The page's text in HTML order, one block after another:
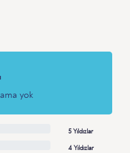
yok
5 Yıldızlar
4 Yıldızlar